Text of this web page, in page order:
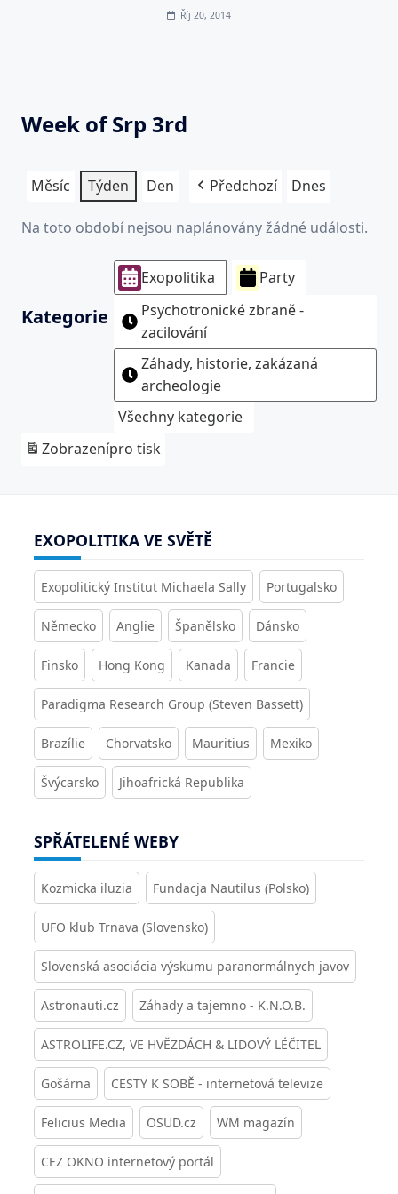
Říj 20, 2014
Week of Srp 3rd
Měsíc Týden Den Předchozí Dnes
Na toto období nejsou naplánovány žádné události.
Kategorie
Exopolitika
Party
Psychotronické zbraně -
zacilování
Záhady, historie, zakázaná
archeologie
Všechny kategorie
Zobrazenípro tisk
EXOPOLITIKA VE SVĚTĚ
Exopolitický Institut Michaela Sally Portugalsko
Německo Anglie Španělsko Dánsko
Finsko Hong Kong Kanada Francie
Paradigma Research Group (Steven Bassett)
Brazílie Chorvatsko Mauritius Mexiko
Švýcarsko Jihoafrická Republika
SPŘÁTELENÉ WEBY
Kozmicka iluzia Fundacja Nautilus (Polsko)
UFO klub Trnava (Slovensko)
Slovenská asociácia výskumu paranormálnych javov
Astronauti.cz Záhady a tajemno - K.N.O.B.
ASTROLIFE.CZ, VE HVĚZDÁCH & LIDOVÝ LÉČITEL
Gošárna CESTY K SOBĚ - internetová televize
Felicius Media OSUD.cz WM magazín
CEZ OKNO internetový portál